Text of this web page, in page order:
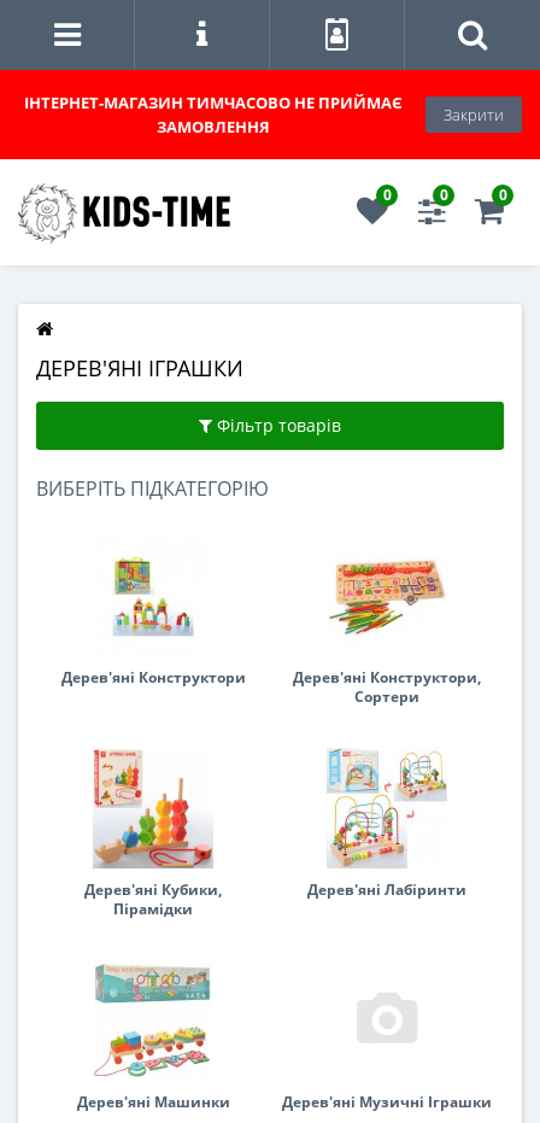
ІНТЕРНЕТ-МАГАЗИН ТИМЧАСОВО НЕ ПРИЙМАЄ
ЗАМОВЛЕННЯ
Закрити
0 0 0
ДЕРЕВ'ЯНІ ІГРАШКИ
Фільтр товарів
ВИБЕРІТЬ ПІДКАТЕГОРІЮ
Дерев'яні Конструктори
Дерев'яні Конструктори,
Сортери
Дерев'яні Кубики,
Пірамідки
Дерев'яні Лабіринти
Дерев'яні Машинки Дерев'яні Музичні Іграшки